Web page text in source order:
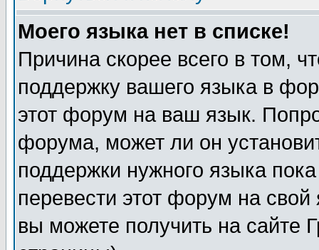
Моего языка нет в списке!
Причина скорее всего в том,
поддержку вашего языка в
этот форум на ваш язык.
форума, может ли он
поддержки нужного языка
перевести этот форум на
вы можете получить на сайте